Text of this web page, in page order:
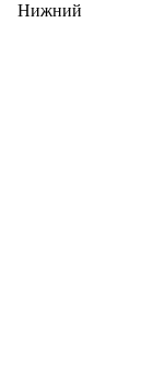
Нижний